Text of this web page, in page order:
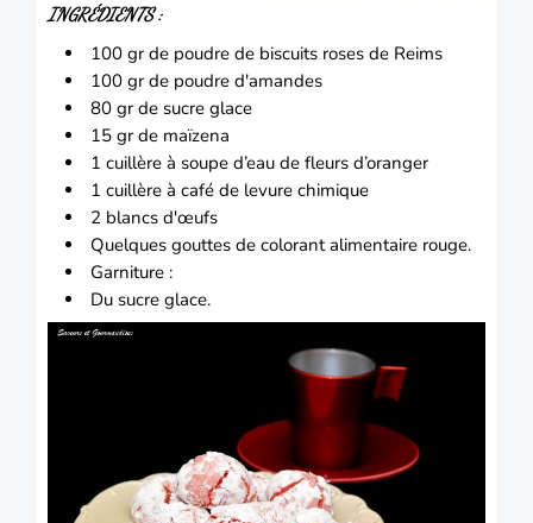
INGRÉDIENTS :
100 gr de poudre de biscuits roses de Reims
100 gr de poudre d'amandes
80 gr de sucre glace
15 gr de maïzena
1 cuillère à soupe d’eau de fleurs d’oranger
1 cuillère à café de levure chimique
2 blancs d'œufs
Quelques gouttes de colorant alimentaire rouge.
Garniture :
Du sucre glace.